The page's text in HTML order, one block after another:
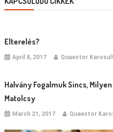
Elterelés?
April 8, 2017 Quaestor
Halvány Fogalmuk Sincs,
Matolcsy
March 21, 2017 Quaestor